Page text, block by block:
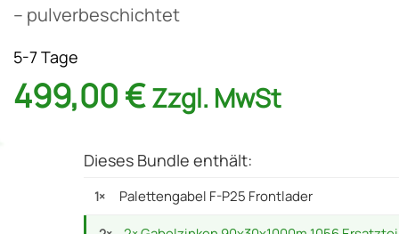
– pulverbeschichtet
5-7 Tage
499,00€ Zzgl. MwSt
Dieses Bundle enthält:
1× Palettengabel F-P25 Frontlader